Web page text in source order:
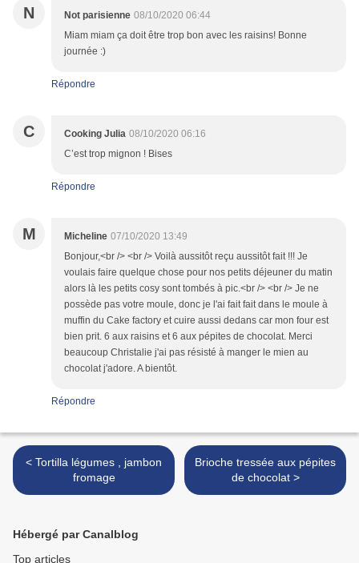
N Not parisienne 08/10/2020 06:44
Miam miam ça doit être trop bon avec les raisins! Bonne
journée :)
Répondre
C Cooking Julia 08/10/2020 06:16
C’est trop mignon ! Bises
Répondre
M Micheline 07/10/2020 13:49
Bonjour,<br /> <br /> Voilà aussitôt reçu aussitôt fait !!! Je
voulais faire quelque chose pour nos petits déjeuner du matin
alors là les petits cosy sont tombés à pic.<br /> <br /> Je ne
possède pas votre moule, donc je l'ai fait fait dans le moule à
muffin du Cake factory et cuire aussi dedans car mon four est
bien prit. 6 aux raisins et 6 aux pépites de chocolat. Merci
beaucoup Christalie j'ai pas résisté à manger le mien au
chocolat j'adore. A bientôt.
Répondre
< Tortilla légumes , jambon
fromage
Brioche tressée aux pépites
de chocolat >
Hébergé par Canalblog
Top articles